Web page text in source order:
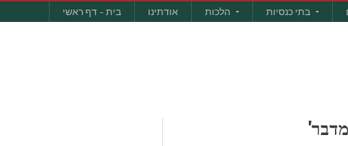
בית – דף ראשי אודתינו הלכות בתי כנסיות